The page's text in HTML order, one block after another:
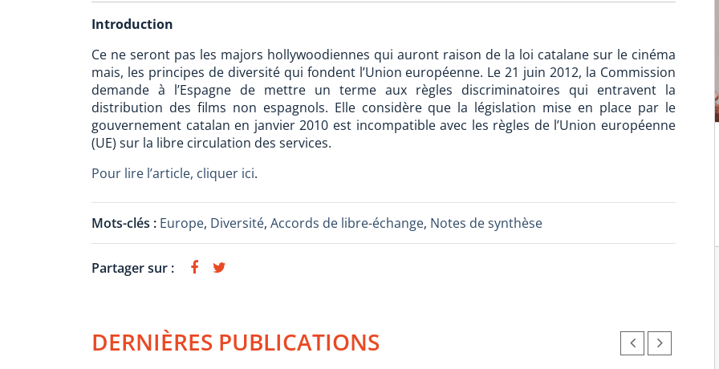
Introduction
Ce ne seront pas les majors hollywoodiennes qui auront raison de la loi catalane sur le cinéma
mais, les principes de diversité qui fondent l’Union européenne. Le 21 juin 2012, la Commission
demande à l’Espagne de mettre un terme aux règles discriminatoires qui entravent la
distribution des films non espagnols. Elle considère que la législation mise en place par le
gouvernement catalan en janvier 2010 est incompatible avec les règles de l’Union européenne
(UE) sur la libre circulation des services.
Pour lire l’article, cliquer ici.
Mots-clés : Europe, Diversité, Accords de libre-échange, Notes de synthèse
Partager sur :
DERNIÈRES PUBLICATIONS